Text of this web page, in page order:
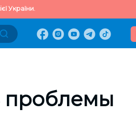
України.
проблемы